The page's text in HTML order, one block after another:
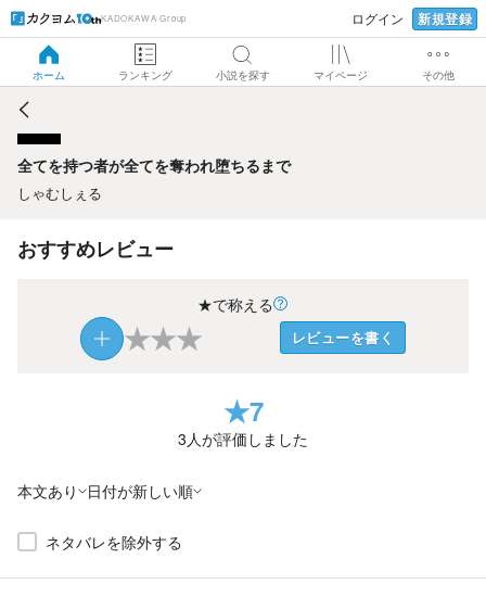
KADOKAWA Group ログイン 新規登録
ホーム ランキング 小説を探す マイページ その他
全てを持つ者が全てを奪われ堕ちるまで
全てを持つ者が全てを奪われ堕ちるまで
しゃむしぇる
おすすめレビュー
★で称える
★★★ レビューを書く
★7
3人が評価しました
本文あり 日付が新しい順
ネタバレを除外する